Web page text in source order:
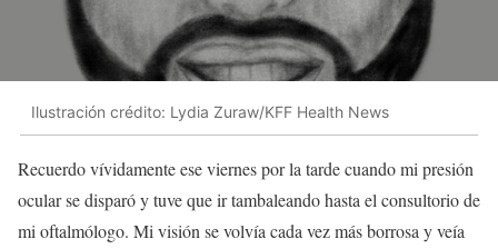
Ilustración crédito: Lydia Zuraw/KFF Health News
Recuerdo vívidamente ese viernes por la tarde cuando mi presión
ocular se disparó y tuve que ir tambaleando hasta el consultorio de
mi oftalmólogo. Mi visión se volvía cada vez más borrosa y veía